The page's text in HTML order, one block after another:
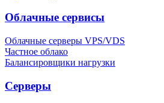
Облачные сервисы
Облачные серверы VPS/VDS
Частное облако
Балансировщики нагрузки
Серверы